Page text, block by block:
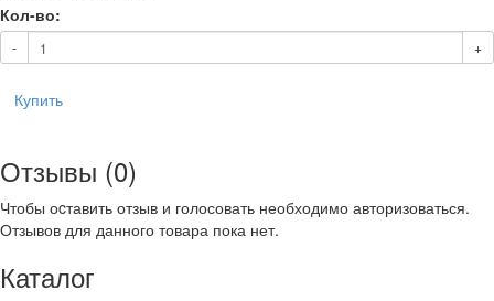
Кол-во:
- +
Купить
Отзывы (0)
Чтобы оcтавить отзыв и голосовать необходимо авторизоваться.
Отзывов для данного товара пока нет.
Каталог